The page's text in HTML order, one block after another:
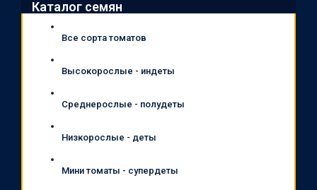
Каталог семян
Все сорта томатов
Высокорослые - индеты
Среднерослые - полудеты
Низкорослые - деты
Мини томаты - супердеты